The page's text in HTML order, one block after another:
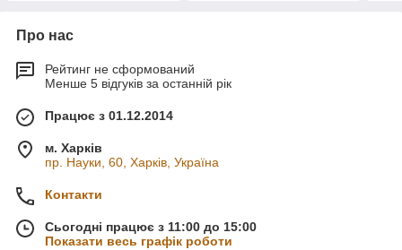
Про нас
Рейтинг не сформований
Менше 5 відгуків за останній рік
Працює з 01.12.2014
м. Харків
пр. Науки, 60, Харків, Україна
Контакти
Сьогодні працює з 11:00 до 15:00
Показати весь графік роботи